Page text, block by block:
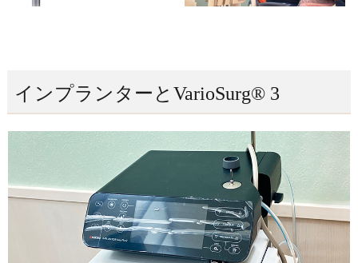
インプランターとVarioSurg® 3